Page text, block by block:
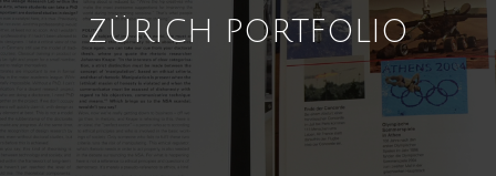
ZÜRICH PORTFOLIO